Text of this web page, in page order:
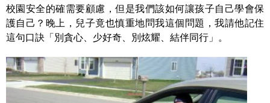
校園安全的確需要顧慮，但是我們該如何讓孩子自己學會保
護自己？晚上，兒子竟也慎重地問我這個問題，我請他記住
這句口訣「別貪心、少好奇、別炫耀、結伴同行」。